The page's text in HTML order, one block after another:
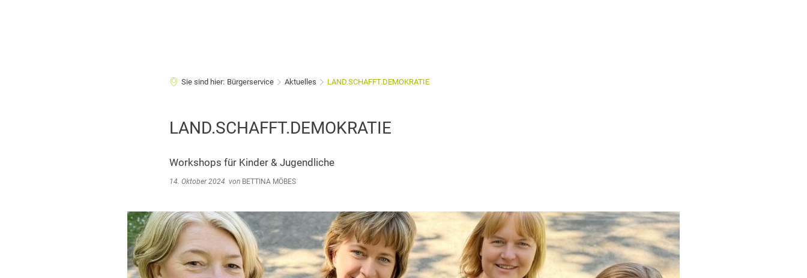
Sie sind hier: Bürgerservice Aktuelles LAND.SCHAFFT.DEMOKRATIE
LAND.SCHAFFT.DEMOKRATIE
Workshops für Kinder & Jugendliche
14. Oktober 2024 von BETTINA MÖBES